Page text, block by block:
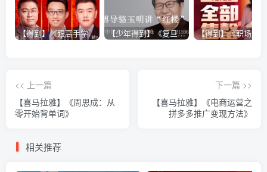
【得到】《跟高手学销售系列课》 【少年得到】《复旦博导骆玉明讲“红楼”》
<< 上一篇
【喜马拉雅】《周思成：从
零开始背单词》
下一篇 >>
【喜马拉雅】《电商运营之
拼多多推广变现方法》
相关推荐